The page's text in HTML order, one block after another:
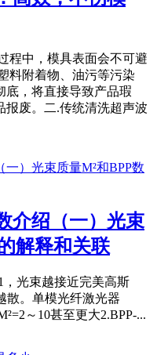
程中，模具表面会不可避
料附着物、油污等污染
底，将直接导致产品瑕
报废。二.传统清洗超声波
介绍（一）光束
解释和关联
，光束越接近完美高斯
散。单模光纤激光器
～10甚至更大2.BPP-...